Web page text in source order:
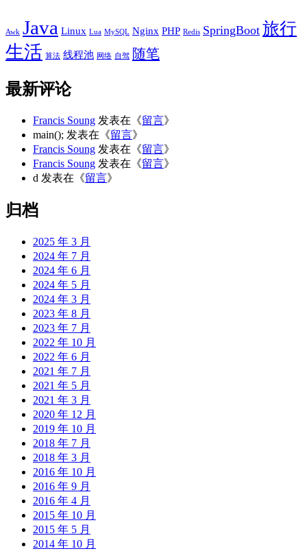
Awk Java Linux Lua MySQL Nginx PHP Redis SpringBoot 旅行
生活 算法 线程池 网络 自驾 随笔
最新评论
Francis Soung 发表在《留言》
main(); 发表在《留言》
Francis Soung 发表在《留言》
Francis Soung 发表在《留言》
d 发表在《留言》
归档
2025 年 3 月
2024 年 7 月
2024 年 6 月
2024 年 5 月
2024 年 3 月
2023 年 8 月
2023 年 7 月
2022 年 10 月
2022 年 6 月
2021 年 7 月
2021 年 5 月
2021 年 3 月
2020 年 12 月
2019 年 10 月
2018 年 7 月
2018 年 3 月
2016 年 10 月
2016 年 9 月
2016 年 4 月
2015 年 10 月
2015 年 5 月
2014 年 10 月